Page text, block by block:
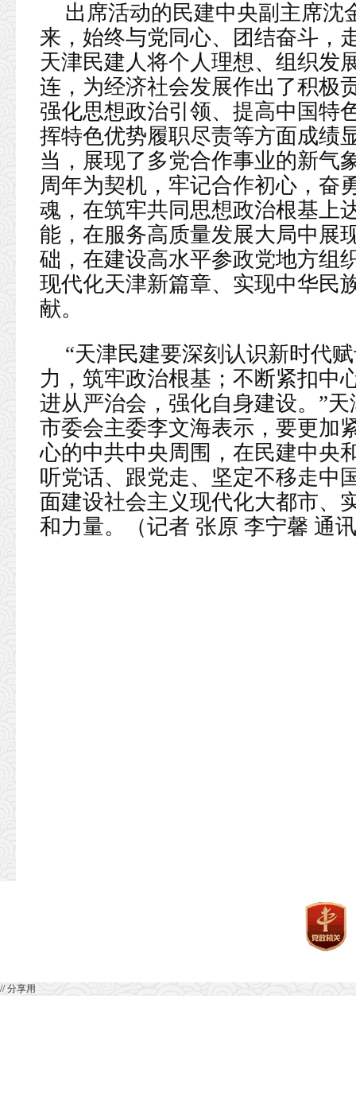
出席活动的民建中央副主席沈
来，始终与党同心、团结奋斗，
天津民建人将个人理想、组织发
连，为经济社会发展作出了积极
强化思想政治引领、提高中国特
挥特色优势履职尽责等方面成绩
当，展现了多党合作事业的新气
周年为契机，牢记合作初心，奋
魂，在筑牢共同思想政治根基上
能，在服务高质量发展大局中展
础，在建设高水平参政党地方组
现代化天津新篇章、实现中华民
献。
“天津民建要深刻认识新时代
力，筑牢政治根基；不断紧扣中
进从严治会，强化自身建设。”
市委会主委李文海表示，要更加
心的中共中央周围，在民建中央
听党话、跟党走、坚定不移走中
面建设社会主义现代化大都市、
和力量。（记者 张原 李宁馨 通
// 分享用